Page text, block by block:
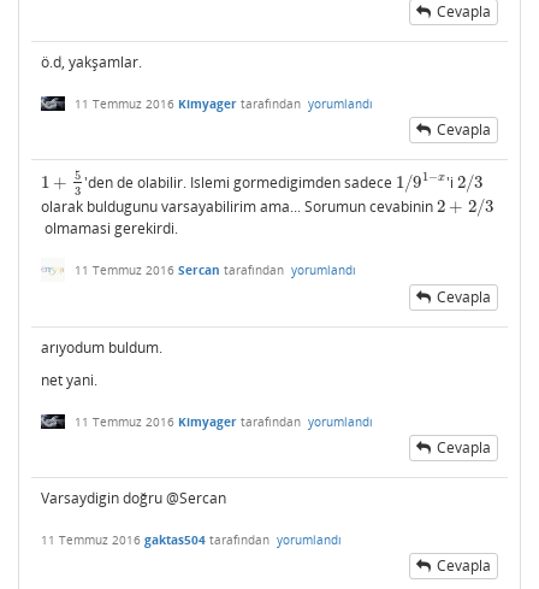
Cevapla
ö.d, yakşamlar.
11 Temmuz 2016 Kimyager tarafından yorumlandı
Cevapla
1 +
5
3
1 +5 3 'den de olabilir. Islemi gormedigimden sadece 1/91−x
1/91−x 'i2/3
2/3
olarak buldugunu varsayabilirim ama... Sorumun cevabinin2 + 2/3
2 +2 3
olmamasi gerekirdi.
11 Temmuz 2016 Sercan tarafından yorumlandı
Cevapla
arıyodum buldum.
net yani.
11 Temmuz 2016 Kimyager tarafından yorumlandı
Cevapla
Varsaydigin doğru @Sercan
11 Temmuz 2016 gaktas504 tarafından yorumlandı
Cevapla